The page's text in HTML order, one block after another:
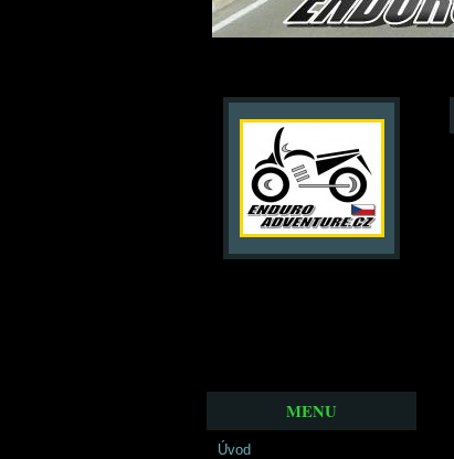
MENU
Úvod